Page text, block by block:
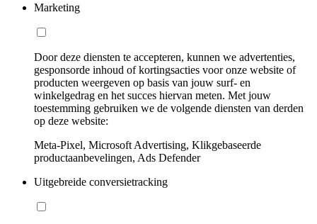
Marketing
Door deze diensten te accepteren, kunnen we advertenties,
gesponsorde inhoud of kortingsacties voor onze website of
producten weergeven op basis van jouw surf- en
winkelgedrag en het succes hiervan meten. Met jouw
toestemming gebruiken we de volgende diensten van derden
op deze website:
Meta-Pixel, Microsoft Advertising, Klikgebaseerde
productaanbevelingen, Ads Defender
Uitgebreide conversietracking